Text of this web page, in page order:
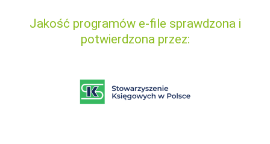
Jakość programów e-file sprawdzona i
potwierdzona przez: